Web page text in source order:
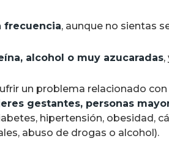
frecuencia, aunque no sientas
alcohol o muy azucaradas,
un problema relacionado
gestantes, personas
hipertensión, obesidad,
abuso de drogas o alcohol).